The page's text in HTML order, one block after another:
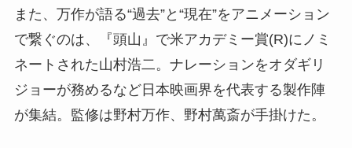
また、万作が語る“過去”と“現在”をアニメーション
で繋ぐのは、『頭山』で米アカデミー賞(R)にノミ
ネートされた山村浩二。ナレーションをオダギリ
ジョーが務めるなど日本映画界を代表する製作陣
が集結。監修は野村万作、野村萬斎が手掛けた。